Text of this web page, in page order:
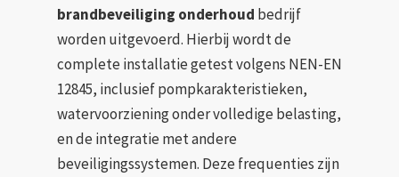
brandbeveiliging onderhoud bedrijf
worden uitgevoerd. Hierbij wordt de
complete installatie getest volgens NEN-EN
12845, inclusief pompkarakteristieken,
watervoorziening onder volledige belasting,
en de integratie met andere
beveiligingssystemen. Deze frequenties zijn